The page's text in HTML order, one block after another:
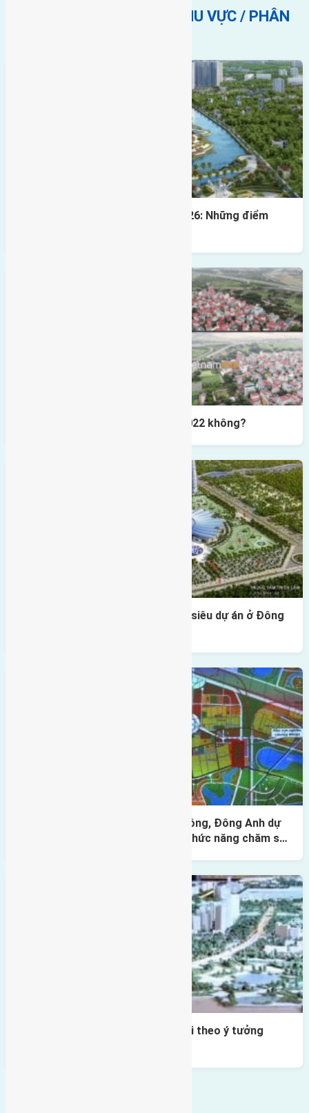
BẤT ĐỘNG SẢN CÙNG KHU VỰC / PHÂN
Quy hoạch Đông Anh đến năm 2026: Những điểm
Có nên mua đất Đông Anh năm 2022 không?
Hà Nội muốn xin Thủ tướng duyệt siêu dự án ở Đông
Hà Nội duyệt quy hoạch xã Nam Hồng, Đông Anh dự
án khu biệt thự, liền kề đính kèm chức năng chăm sóc
Quy hoạch trục Nhật Tân – Nội Bài theo ý tưởng